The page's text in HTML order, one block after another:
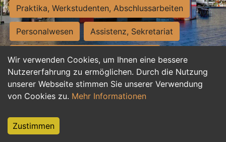
Wir verwenden Cookies, um Ihnen eine bessere
Nutzererfahrung zu ermöglichen. Durch die Nutzung
unserer Webseite stimmen Sie unserer Verwendung
von Cookies zu. Mehr Informationen
Zustimmen
Praktika, Werkstudenten, Abschlussarbeiten
Personalwesen Assistenz, Sekretariat
Hilfskräfte, Aushilfs- und Nebenjobs
Einkauf, Logistik, Materialwirtschaft
Weiterbildung, Studium, duale Ausbildung
Tourismus